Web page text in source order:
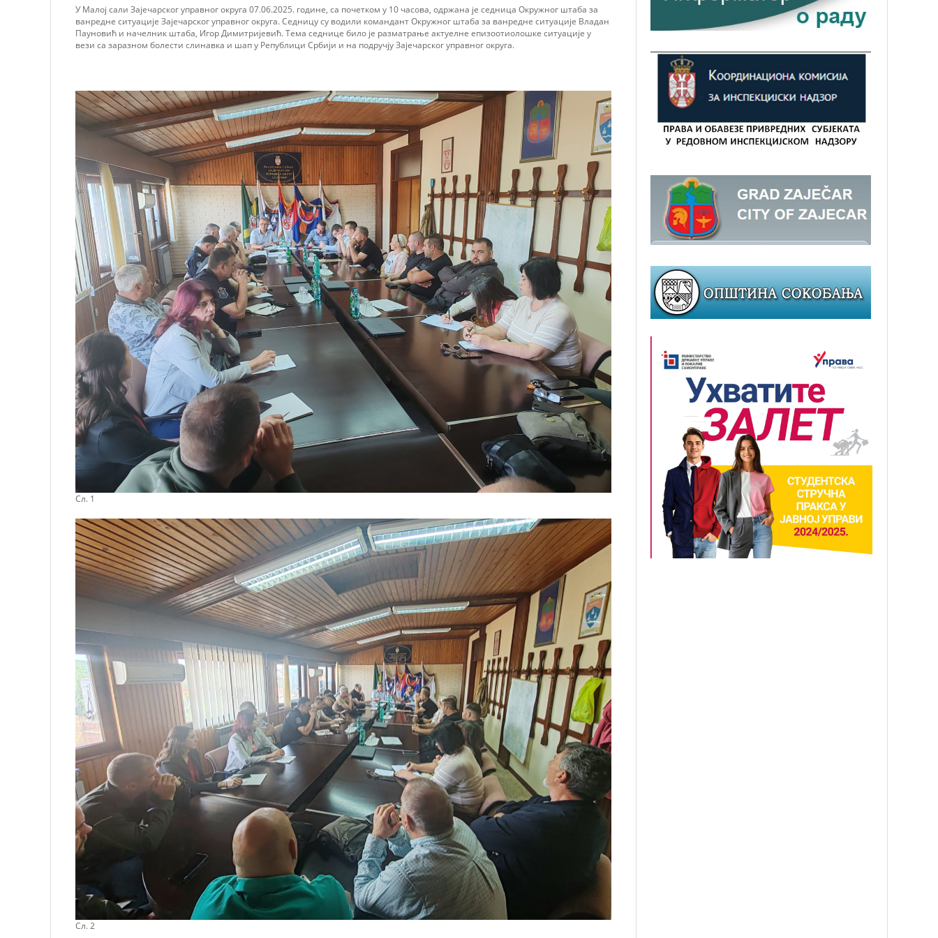
У Малој сали Зајечарског управног округа 07.06.2025. године, са почетком у 10 часова, одржана је седница Окружног штаба за
ванредне ситуације Зајечарског управног округа. Седницу су водили командант Окружног штаба за ванредне ситуације Владан
Пауновић и начелник штаба, Игор Димитријевић. Тема седнице било је разматрање актуелне епизоотиолошке ситуације у
вези са заразном болести слинавка и шап у Републици Србији и на подручју Зајечарског управног округа.
Сл. 1
Сл. 2